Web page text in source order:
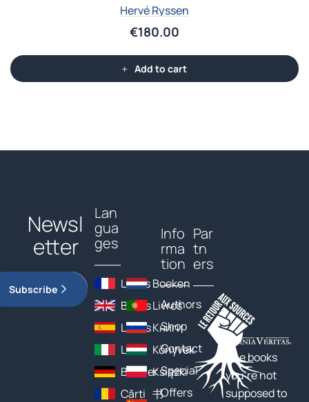
Hervé Ryssen
€180.00
Add to cart
Newsl
etter
Subscribe
Lan
gua
ges
Livres
Books
Libros
Libri
Bücher
Cărți
Boeken
Livros
Книги
Könyvek
Książki
书
Info
rma
tion
Authors
Shop
Contact
Special
Offers
Par
tn
ers
The books
you’re not
supposed to